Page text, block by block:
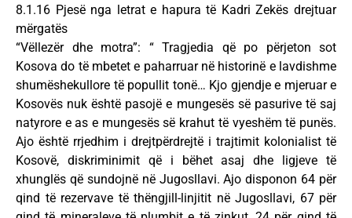
8.1.16 Pjesë nga letrat e hapura të Kadri Zekës drejtuar
mërgatës
“Vëllezër dhe motra”: “ Tragjedia që po përjeton sot
Kosova do të mbetet e paharruar në historinë e lavdishme
shumëshekullore të popullit tonë… Kjo gjendje e mjeruar e
Kosovës nuk është pasojë e mungesës së pasurive të saj
natyrore e as e mungesës së krahut të vyeshëm të punës.
Ajo është rrjedhim i drejtpërdrejtë i trajtimit kolonialist të
Kosovë, diskriminimit që i bëhet asaj dhe ligjeve të
xhunglës që sundojnë në Jugosllavi. Ajo disponon 64 për
qind të rezervave të thëngjill-linjitit në Jugosllavi, 67 për